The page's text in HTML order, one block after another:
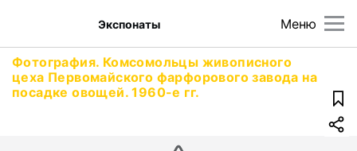
Меню
Экспонаты
Фотография. Комсомольцы живописного
цеха Первомайского фарфорового завода на
посадке овощей. 1960-е гг.